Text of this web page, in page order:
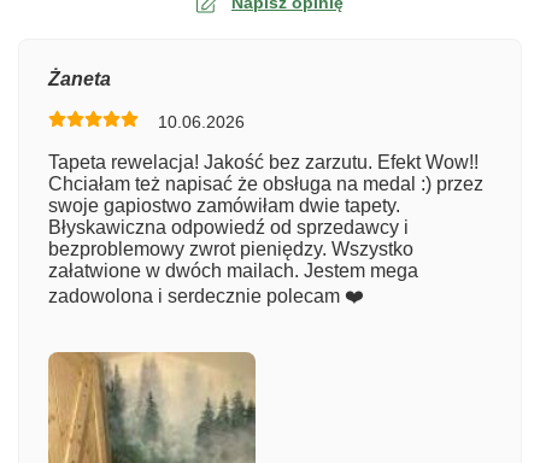
Numer zamówienia
Imię
Żaneta
10.06.2026
Tapeta rewelacja! Jakość bez zarzutu. Efekt Wow!!
Chciałam też napisać że obsługa na medal :) przez
swoje gapiostwo zamówiłam dwie tapety.
Błyskawiczna odpowiedź od sprzedawcy i
bezproblemowy zwrot pieniędzy. Wszystko
załatwione w dwóch mailach. Jestem mega
zadowolona i serdecznie polecam ❤️